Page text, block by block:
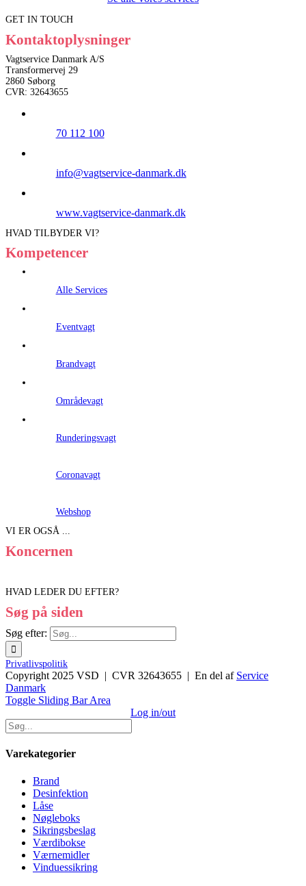
GET IN TOUCH
Kontaktoplysninger
Vagtservice Danmark A/S
Transformervej 29
2860 Søborg
CVR: 32643655
70 112 100
info@vagtservice-danmark.dk
www.vagtservice-danmark.dk
HVAD TILBYDER VI?
Kompetencer
Alle Services
Eventvagt
Brandvagt
Områdevagt
Runderingsvagt
Coronavagt
Webshop
VI ER OGSÅ ...
Koncernen
HVAD LEDER DU EFTER?
Søg på siden
Søg efter:
Privatlivspolitik
Copyright 2025 VSD | CVR 32643655 | En del af Service
Danmark
Toggle Sliding Bar Area
Log in/out
Varekategorier
Brand
Desinfektion
Låse
Nøgleboks
Sikringsbeslag
Værdibokse
Værnemidler
Vinduessikring